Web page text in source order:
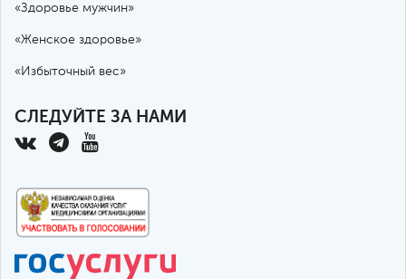
«Здоровье мужчин»
«Женское здоровье»
«Избыточный вес»
СЛЕДУЙТЕ ЗА НАМИ